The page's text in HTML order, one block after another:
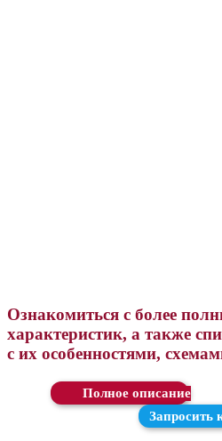
Ознакомиться с более
характеристик, а также
с их особенностями,
Скачать
Запросить